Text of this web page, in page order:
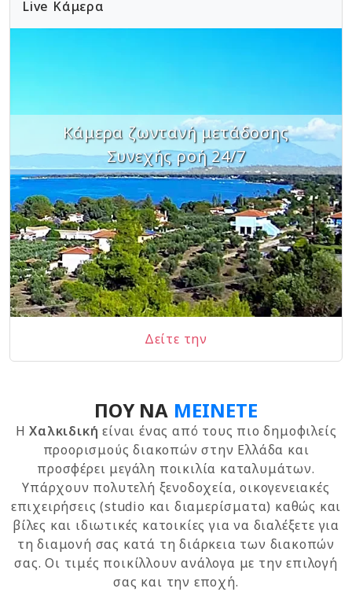
Live Κάμερα
Κάμερα ζωντανή μετάδοσης
Συνεχής ροή 24/7
Δείτε την
ΠΟΎ ΝΑ ΜΕΊΝΕΤΕ
ΗΧαλκιδική είναι ένας από τους πιο δημοφιλείς
προορισμούς διακοπών στην Ελλάδα και
προσφέρει μεγάλη ποικιλία καταλυμάτων.
Υπάρχουν πολυτελή ξενοδοχεία, οικογενειακές
επιχειρήσεις (studio και διαμερίσματα) καθώς και
βίλες και ιδιωτικές κατοικίες για να διαλέξετε για
τη διαμονή σας κατά τη διάρκεια των διακοπών
σας. Οι τιμές ποικίλλουν ανάλογα με την επιλογή
σας και την εποχή.